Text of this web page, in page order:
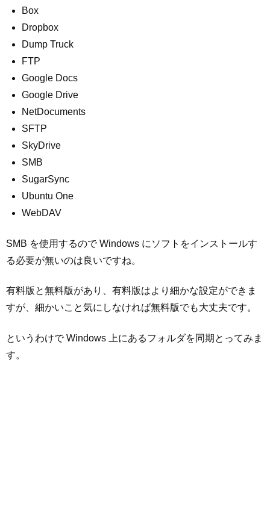
Box
Dropbox
Dump Truck
FTP
Google Docs
Google Drive
NetDocuments
SFTP
SkyDrive
SMB
SugarSync
Ubuntu One
WebDAV
SMB を使用するので Windows にソフトをインストールす
る必要が無いのは良いですね。
有料版と無料版があり、有料版はより細かな設定ができま
すが、細かいこと気にしなければ無料版でも大丈夫です。
というわけで Windows 上にあるフォルダを同期とってみま
す。